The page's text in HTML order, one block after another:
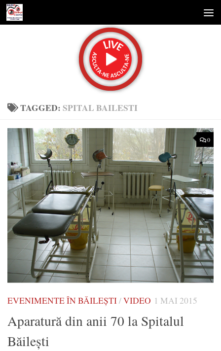
Skip to content
TAGGED:SPITAL BAILESTI
0
EVENIMENTE ÎN BĂILEȘTI/VIDEO 1 MAI 2015
Aparatură din anii 70 la Spitalul
Băilești